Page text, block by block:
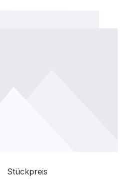
Stückpreis